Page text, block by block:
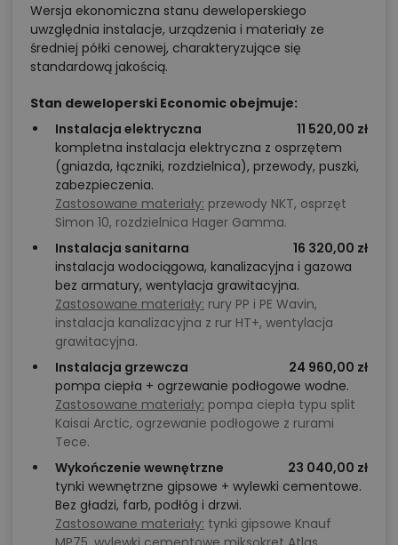
Wersja ekonomiczna stanu deweloperskiego
uwzględnia instalacje, urządzenia i materiały ze
średniej półki cenowej, charakteryzujące się
standardową jakością.
Stan deweloperski Economic obejmuje:
Instalacja elektryczna
11 520,00 zł
kompletna instalacja elektryczna z osprzętem
(gniazda, łączniki, rozdzielnica), przewody, puszki,
zabezpieczenia.
Zastosowane materiały: przewody NKT, osprzęt
Simon 10, rozdzielnica Hager Gamma.
Instalacja sanitarna
16 320,00 zł
instalacja wodociągowa, kanalizacyjna i gazowa
bez armatury, wentylacja grawitacyjna.
Zastosowane materiały: rury PP i PE Wavin,
instalacja kanalizacyjna z rur HT+, wentylacja
grawitacyjna.
Instalacja grzewcza
24 960,00 zł
pompa ciepła + ogrzewanie podłogowe wodne.
Zastosowane materiały: pompa ciepła typu split
Kaisai Arctic, ogrzewanie podłogowe z rurami
Tece.
Wykończenie wewnętrzne
23 040,00 zł
tynki wewnętrzne gipsowe + wylewki cementowe.
Bez gładzi, farb, podłóg i drzwi.
Zastosowane materiały: tynki gipsowe Knauf